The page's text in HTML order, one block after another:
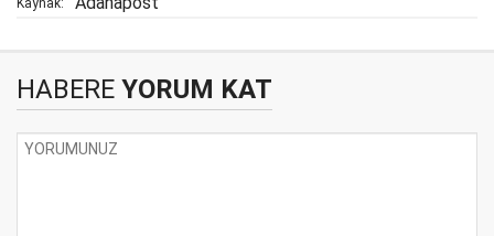
HABERE YORUM KAT